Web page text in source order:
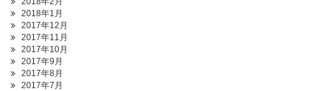
2018年1月
2017年12月
2017年11月
2017年10月
2017年9月
2017年8月
2017年7月